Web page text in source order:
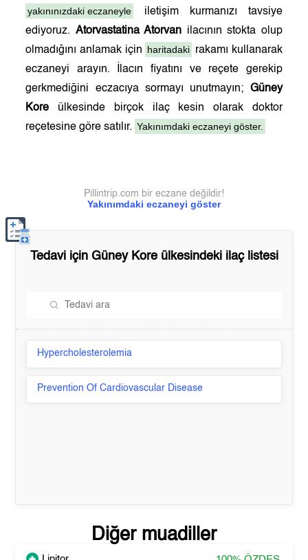
yakınınızdaki eczaneyle
iletişim kurmanızı tavsiye
ediyoruz. Atorvastatina Atorvan ilacının stokta olup
olmadığını anlamak için haritadaki rakamı kullanarak
eczaneyi arayın. İlacın fiyatını ve reçete gerekip
gerkmediğini eczacıya sormayı unutmayın; Güney
Kore ülkesinde birçok ilaç kesin olarak doktor
reçetesine göre satılır. Yakınımdaki eczaneyi göster.
Yakınımdaki eczaneyi göster
Pillintrip.com bir eczane değildir!
Tedavi için Güney Koreülkesindeki ilaç listesi
Hypercholesterolemia
Prevention Of Cardiovascular Disease
Diğer muadiller